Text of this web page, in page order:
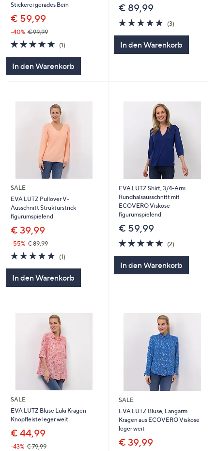
Stickerei gerades Bein
€ 59,99
-40% € 99,99
5.0
von
(1)
In den Warenkorb
€ 89,99
5.0
von
5
(3)
In den Warenkorb
SALE
EVA LUTZ Pullover V-
Ausschnitt Strukturstrick
figurumspielend
€ 39,99
-55% € 89,99
5.0
von
(1)
In den Warenkorb
EVA LUTZ Shirt, 3/4-Arm
Rundhalsausschnitt mit
ECOVERO Viskose
figurumspielend
€ 59,99
5.0
von
(2)
In den Warenkorb
SALE
EVA LUTZ Bluse Luki Kragen
Knopfleiste leger weit
€ 44,99
-43% € 79,99
SALE
EVA LUTZ Bluse, Langarm
Kragen aus ECOVERO Viskose
leger weit
€ 39,99